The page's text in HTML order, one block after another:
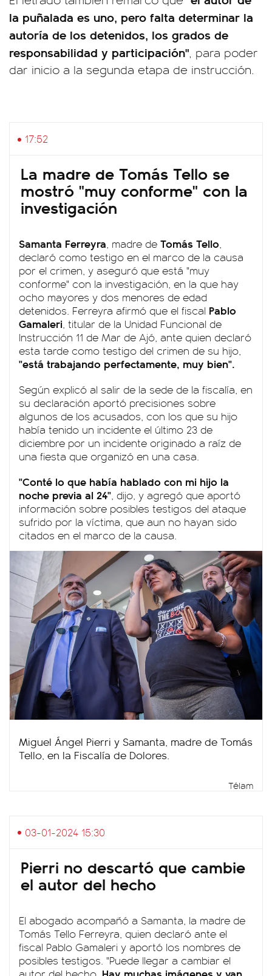
la puñalada es uno, pero falta determinar la
autoría de los detenidos, los grados de
responsabilidad y participación", para poder
dar inicio a la segunda etapa de instrucción.
17:52
La madre de Tomás Tello se
mostró "muy conforme" con la
investigación
Samanta Ferreyra, madre de Tomás Tello,
declaró como testigo en el marco de la causa
por el crimen, y aseguró que está "muy
conforme" con la investigación, en la que hay
ocho mayores y dos menores de edad
detenidos. Ferreyra afirmó que el fiscal Pablo
Gamaleri, titular de la Unidad Funcional de
Instrucción 11 de Mar de Ajó, ante quien declaró
esta tarde como testigo del crimen de su hijo,
"está trabajando perfectamente, muy bien".
Según explicó al salir de la sede de la fiscalía, en
su declaración aportó precisiones sobre
algunos de los acusados, con los que su hijo
había tenido un incidente el último 23 de
diciembre por un incidente originado a raíz de
una fiesta que organizó en una casa.
"Conté lo que había hablado con mi hijo la
noche previa al 24", dijo, y agregó que aportó
información sobre posibles testigos del ataque
sufrido por la víctima, que aun no hayan sido
citados en el marco de la causa.
Miguel Ángel Pierri y Samanta, madre de Tomás
Tello, en la Fiscalía de Dolores.
Télam
03-01-2024 15:30
Pierri no descartó que cambie
el autor del hecho
El abogado acompañó a Samanta, la madre de
Tomás Tello Ferreyra, quien declaró ante el
fiscal Pablo Gamaleri y aportó los nombres de
posibles testigos. "Puede llegar a cambiar el
Hay muchas imágenes y van